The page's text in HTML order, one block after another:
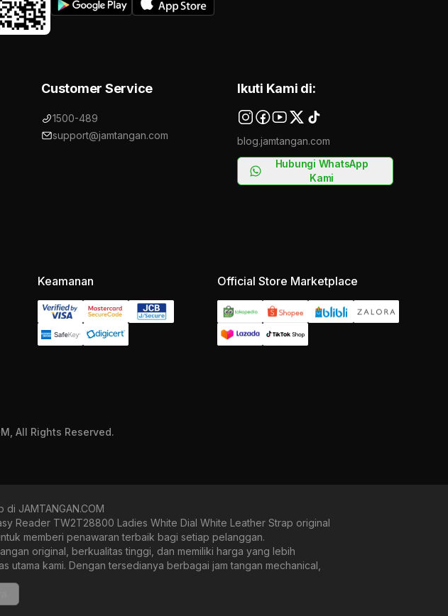
Customer Service
1500-489
support@jamtangan.com
Ikuti Kami di:
blog.jamtangan.com
Hubungi WhatsApp
Kami
Keamanan Official Store Marketplace
All Rights Reserved.
JAMTANGAN.COM
Reader TW2T28800 Ladies White Dial White Leather Strap original
memberi penawaran terbaik bagi setiap pelanggan.
original, berkualitas tinggi, dan memiliki harga yang lebih
kami. Dengan tersedianya berbagai jam tangan mechanical,